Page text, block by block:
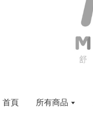
首頁 所有商品